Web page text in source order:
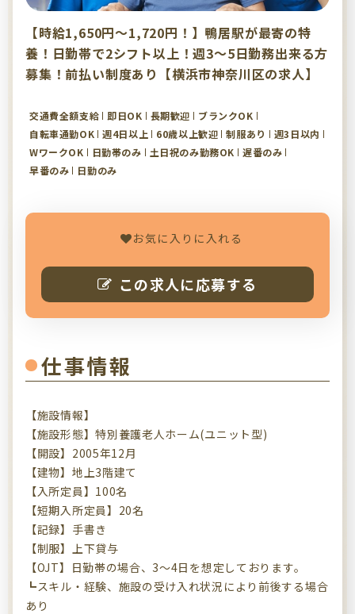
【時給1,650円～1,720円！】鴨居駅が最寄の特
養！日勤帯で2シフト以上！週3～5日勤務出来る方
募集！前払い制度あり【横浜市神奈川区の求人】
交通費全額支給 即日OK 長期歓迎
ブランクOK
自転車通勤OK
週4日以上 60歳以上歓迎 制服あり
週3日以内
WワークOK
日勤帯のみ 土日祝のみ勤務OK
遅番のみ
早番のみ
日勤のみ
お気に入りに入れる
この求人に応募する
仕事情報
【施設情報】
【施設形態】特別養護老人ホーム(ユニット型)
【開設】2005年12月
【建物】地上3階建て
【入所定員】100名
【短期入所定員】20名
【記録】手書き
【制服】上下貸与
【OJT】日勤帯の場合、3～4日を想定しております。
┗スキル・経験、施設の受け入れ状況により前後する場合
あり